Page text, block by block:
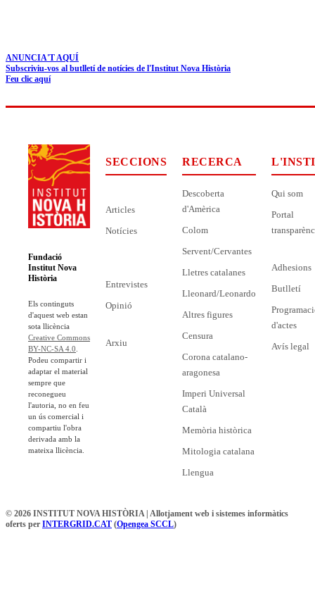
ANUNCIA'T AQUÍ
Subscriviu-vos al butlletí de notícies de l'Institut Nova Història
Feu clic aquí
Fundació
Institut Nova
Història
Els continguts
d'aquest web estan
sota llicència
Creative Commons
BY-NC-SA 4.0
Podeu compartir i
adaptar el material
sempre que
reconegueu
l'autoria, no en feu
un ús comercial i
compartiu l'obra
derivada amb la
mateixa llicència.
SECCIONS
Articles
Notícies
Entrevistes
Opinió
Arxiu
RECERCA
Descoberta
d'Amèrica
Colom
Servent/Cervantes
Lletres catalanes
Lleonard/Leonardo
Altres figures
Censura
Corona catalano-
aragonesa
Imperi Universal
Català
Memòria històrica
Mitologia catalana
Llengua
Qui som
Portal
Adhesions
Butlletí
d'actes
Avís legal
© 2026 INSTITUT NOVA HISTÒRIA | Allotjament web i sistemes informàtics
oferts per INTERGRID.CAT (Opengea SCCL)